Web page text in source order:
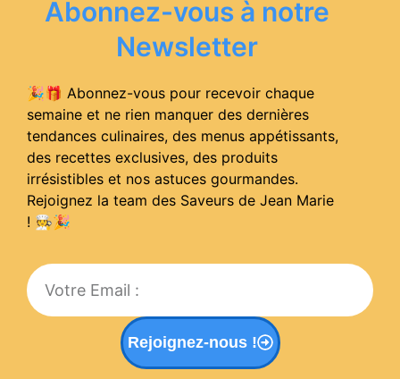
Abonnez-vous à notre
Newsletter
🎉🎁 Abonnez-vous pour recevoir chaque
semaine et ne rien manquer des dernières
tendances culinaires, des menus appétissants,
des recettes exclusives, des produits
irrésistibles et nos astuces gourmandes.
Rejoignez la team des Saveurs de Jean Marie
! 🧑‍🍳🎉
Rejoignez-nous !